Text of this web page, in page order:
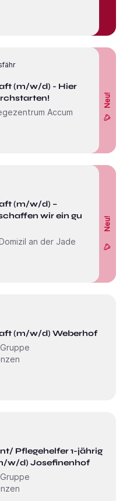
(m/w/d) - Hier
Accum
Neu!
(m/w/d) –
wir ein gutes
an der Jade
Neu!
Pflegefachkraft (m/w/d) Weberhof
Pflegehelfer 1-jährig
w/d) Josefinenhof